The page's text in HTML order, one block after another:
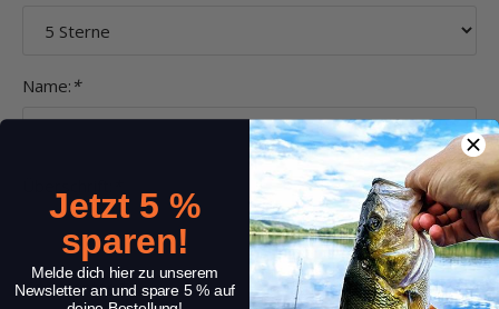
Name: *
Kommentar:*
Jetzt 5 %
sparen!
Melde dich hier zu unserem
Newsletter an und spare 5 % auf